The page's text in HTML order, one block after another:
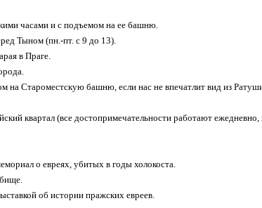
часами и с подъемом на ее башню.
Тыном (пн.-пт. с 9 до 13).
в Праге.
на Староместскую башню, если нас не впечатлит вид из
квартал (все достопримечательности работают
о евреях, убитых в годы холокоста.
об истории пражских евреев.